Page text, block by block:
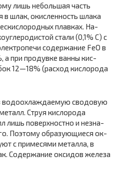
лишь небольшая часть
в шлак, окисленность шлака
плавках. На­
стали (0,1% С) с
содержание FeO в
а при продувке ванны кис­
12—18% (расход кислоро­да
водоохлаждаемую сводо­вую
Струя кислорода
лишь поверхностно и незна­
Поэтому образующиеся ок­
с примесями металла, в
Содержание оксидов желе­за